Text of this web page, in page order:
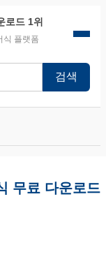
로드 1위
식 플랫폼
검색
무료 다운로드